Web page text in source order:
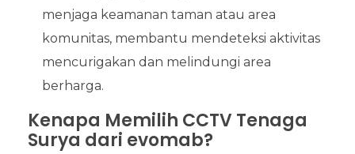
menjaga keamanan taman atau area
komunitas, membantu mendeteksi aktivitas
mencurigakan dan melindungi area
berharga.
Kenapa Memilih CCTV Tenaga
Surya dari evomab?